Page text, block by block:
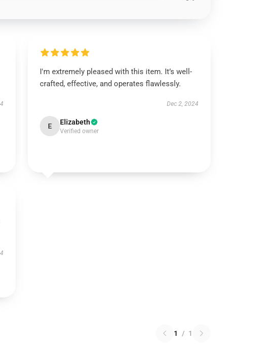
I'm extremely pleased with this item. It’s well-
crafted, effective, and operates flawlessly.
Dec 2, 2024
E Elizabeth
Verified owner
1 / 1